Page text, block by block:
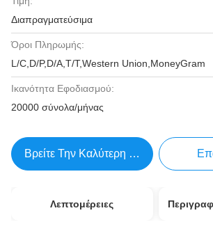
Διαπραγματεύσιμα
Όροι Πληρωμής:
L/C,D/P,D/A,T/T,Western Union,MoneyGram
Ικανότητα Εφοδιασμού:
20000 σύνολα/μήνας
Βρείτε Την Καλύτερη Τιμή
Λεπτομέρειες